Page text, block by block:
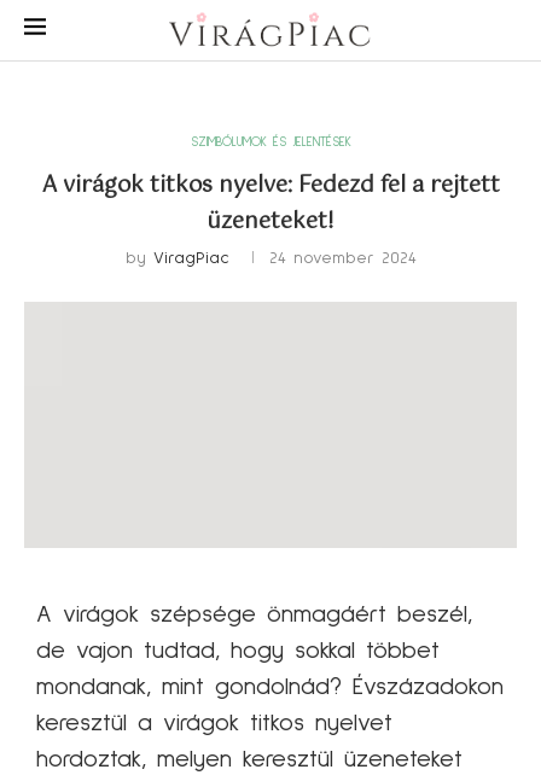
SZIMBÓLUMOK ÉS JELENTÉSEK
A virágok titkos nyelve: Fedezd fel a rejtett
üzeneteket!
by ViragPiac 24 november 2024
A virágok szépsége önmagáért beszél,
de vajon tudtad, hogy sokkal többet
mondanak, mint gondolnád? Évszázadokon
keresztül a virágok titkos nyelvet
hordoztak, melyen keresztül üzeneteket